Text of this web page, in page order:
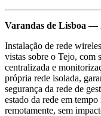
Varandas de Lisboa —
Instalação de rede
vistas sobre o Tejo, com
centralizada e
própria rede isolada,
segurança da rede de
estado da rede em
remotamente, sem